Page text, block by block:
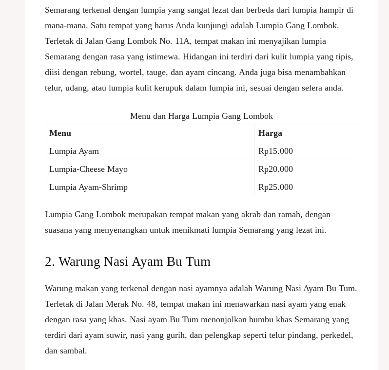
Semarang terkenal dengan lumpia yang sangat lezat dan berbeda dari lumpia hampir di
mana-mana. Satu tempat yang harus Anda kunjungi adalah Lumpia Gang Lombok.
Terletak di Jalan Gang Lombok No. 11A, tempat makan ini menyajikan lumpia
Semarang dengan rasa yang istimewa. Hidangan ini terdiri dari kulit lumpia yang tipis,
diisi dengan rebung, wortel, tauge, dan ayam cincang. Anda juga bisa menambahkan
telur, udang, atau lumpia kulit kerupuk dalam lumpia ini, sesuai dengan selera anda.
Menu dan Harga Lumpia Gang Lombok
Menu
Harga
Lumpia Ayam
Rp15.000
Lumpia-Cheese Mayo
Rp20.000
Lumpia Ayam-Shrimp
Rp25.000
Lumpia Gang Lombok merupakan tempat makan yang akrab dan ramah, dengan
suasana yang menyenangkan untuk menikmati lumpia Semarang yang lezat ini.
2. Warung Nasi Ayam Bu Tum
Warung makan yang terkenal dengan nasi ayamnya adalah Warung Nasi Ayam Bu Tum.
Terletak di Jalan Merak No. 48, tempat makan ini menawarkan nasi ayam yang enak
dengan rasa yang khas. Nasi ayam Bu Tum menonjolkan bumbu khas Semarang yang
terdiri dari ayam suwir, nasi yang gurih, dan pelengkap seperti telur pindang, perkedel,
dan sambal.